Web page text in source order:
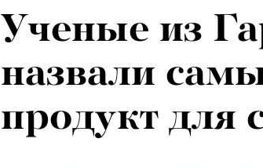
Ученые из
назвали
продукт для